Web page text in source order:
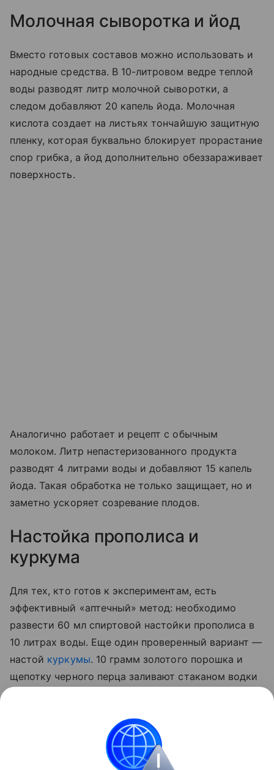
Молочная сыворотка и йод
Вместо готовых составов можно использовать и
народные средства. В 10-литровом ведре теплой
воды разводят литр молочной сыворотки, а
следом добавляют 20 капель йода. Молочная
кислота создает на листьях тончайшую защитную
пленку, которая буквально блокирует прорастание
спор грибка, а йод дополнительно обеззараживает
поверхность.
Аналогично работает и рецепт с обычным
молоком. Литр непастеризованного продукта
разводят 4 литрами воды и добавляют 15 капель
йода. Такая обработка не только защищает, но и
заметно ускоряет созревание плодов.
Настойка прополиса и
куркума
Для тех, кто готов к экспериментам, есть
эффективный «аптечный» метод: необходимо
развести 60 мл спиртовой настойки прополиса в
10 литрах воды. Еще один проверенный вариант —
настой куркумы. 10 грамм золотого порошка и
щепотку черного перца заливают стаканом водки
опрыскивают стебли, а также листья с верхней и